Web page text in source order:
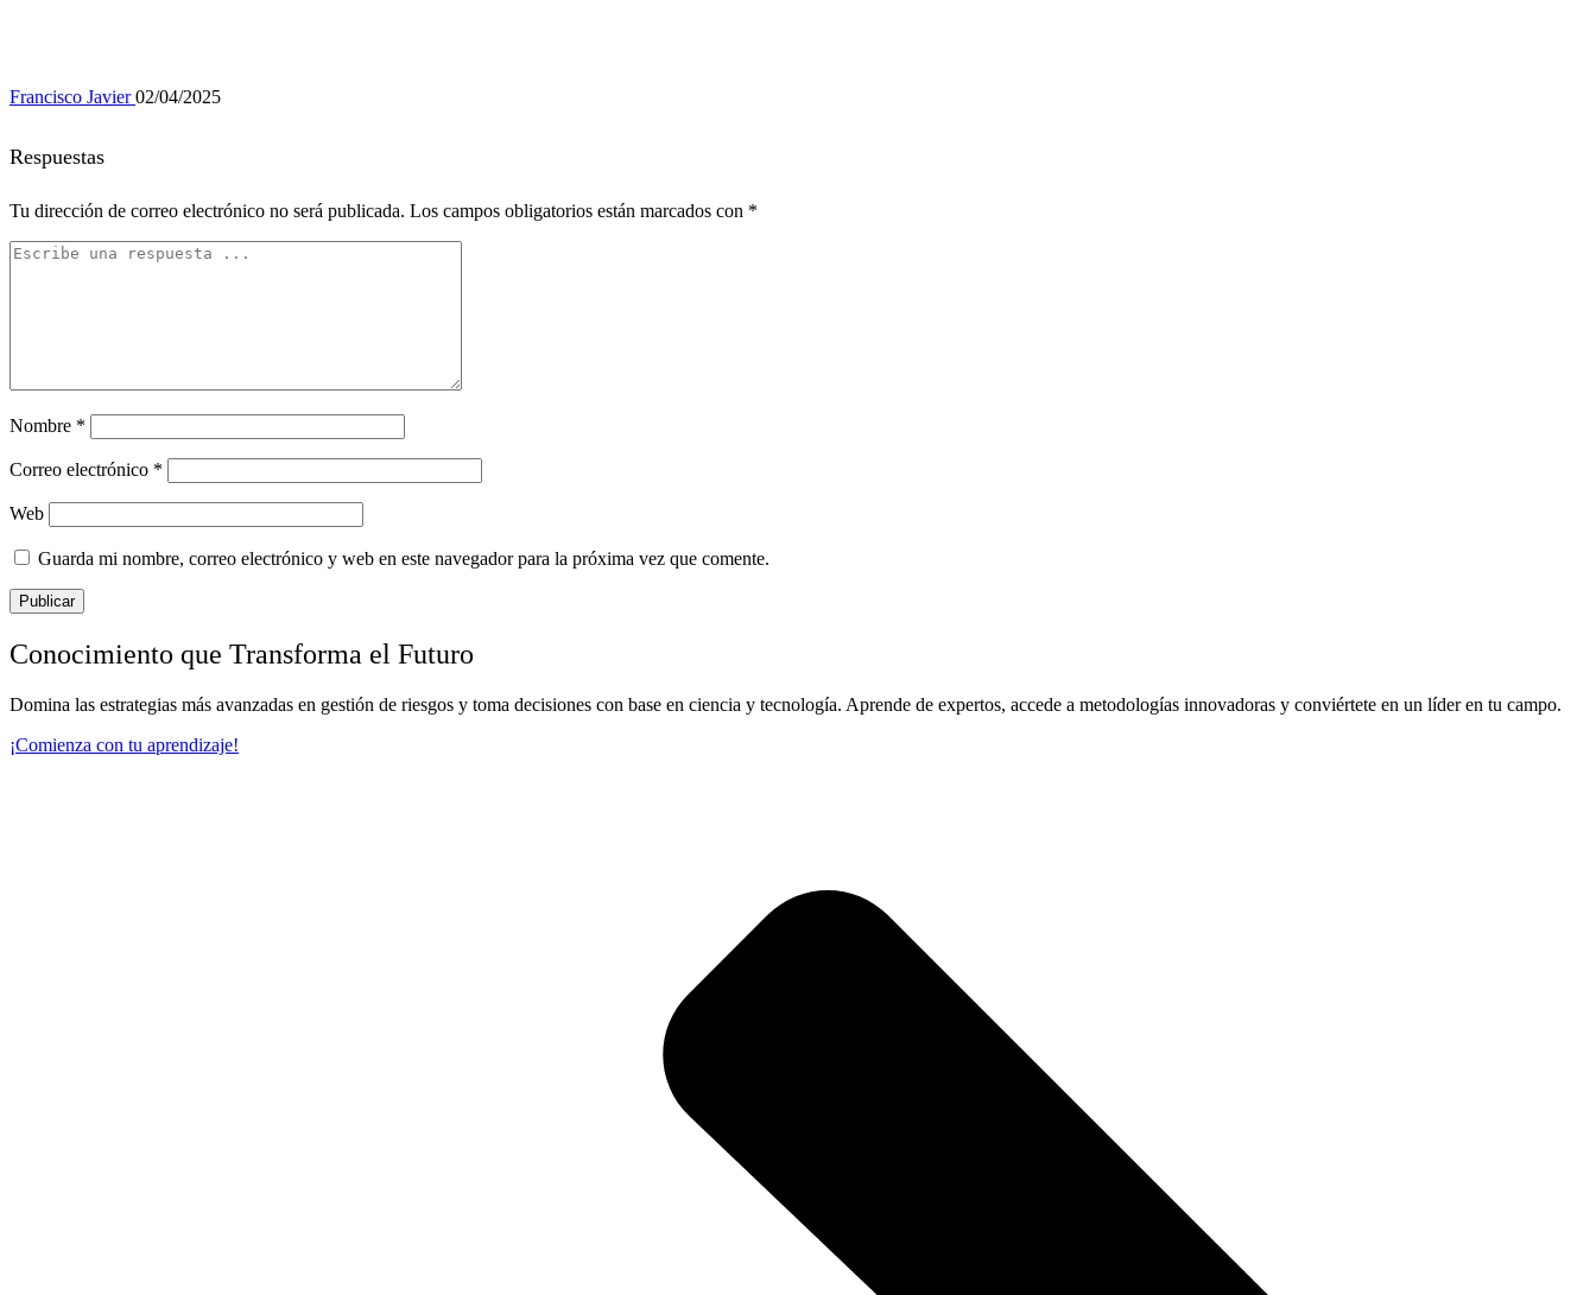
Francisco Javier02/04/2025
Respuestas
Tu dirección de correo electrónico no será publicada. Los campos obligatorios están marcados con *
Nombre *
Correo electrónico *
Web
Guarda mi nombre, correo electrónico y web en este navegador para la próxima vez que comente.
Conocimiento que Transforma el Futuro
Domina las estrategias más avanzadas en gestión de riesgos y toma decisiones con base en ciencia y tecnología. Aprende de expertos, accede a metodologías innovadoras y conviértete en un líder en tu campo.
¡Comienza con tu aprendizaje!